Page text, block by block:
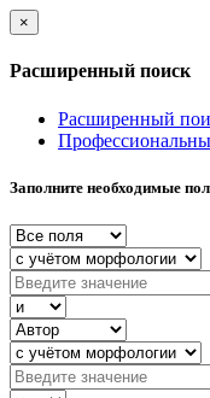
×
Расширенный поиск
Расширенный
Заполните необходимые